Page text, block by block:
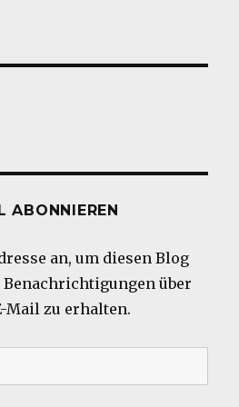
ABONNIEREN
an, um diesen Blog
über
Mail zu erhalten.